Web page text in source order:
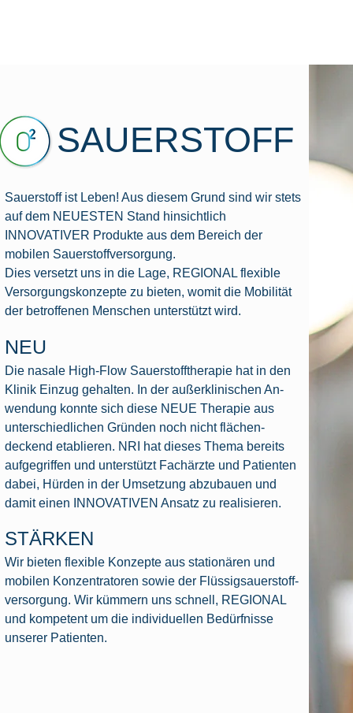
SAUERSTOFF
Sauerstoff ist Leben! Aus diesem Grund sind wir stets
auf dem NEUESTEN Stand hinsichtlich
INNOVATIVER Produkte aus dem Bereich der
mobilen Sauerstoffversorgung.
Dies versetzt uns in die Lage, REGIONAL flexible
Versorgungskonzepte zu bieten, womit die Mobilität
der betroffenen Menschen unterstützt wird.
NEU
Die nasale High-Flow Sauerstofftherapie hat in den
Klinik Einzug gehalten. In der außerklinischen An-
wendung konnte sich diese NEUE Therapie aus
unterschiedlichen Gründen noch nicht flächen-
deckend etablieren. NRI hat dieses Thema bereits
aufgegriffen und unterstützt Fachärzte und Patienten
dabei, Hürden in der Umsetzung abzubauen und
damit einen INNOVATIVEN Ansatz zu realisieren.
STÄRKEN
Wir bieten flexible Konzepte aus stationären und
mobilen Konzentratoren sowie der Flüssigsauerstoff-
versorgung. Wir kümmern uns schnell, REGIONAL
und kompetent um die individuellen Bedürfnisse
unserer Patienten.